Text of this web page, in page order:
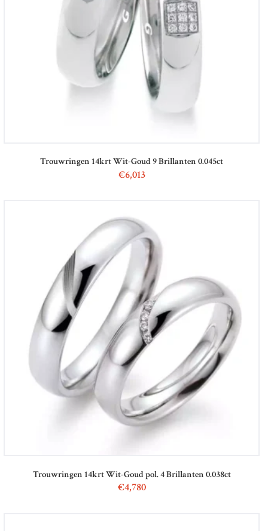
Trouwringen 14krt Wit-Goud 9 Brillanten 0.045ct
€6,013
Trouwringen 14krt Wit-Goud pol. 4 Brillanten 0.038ct
€4,780